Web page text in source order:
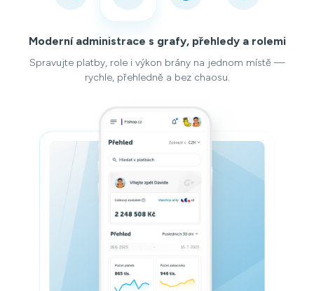
Moderní administrace s grafy, přehledy a rolemi
Spravujte platby, role i výkon brány na jednom místě —
rychle, přehledně a bez chaosu.